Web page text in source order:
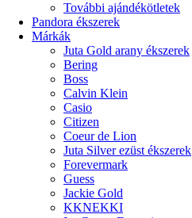
További ajándékötletek
Pandora ékszerek
Márkák
Juta Gold arany ékszerek
Bering
Boss
Calvin Klein
Casio
Citizen
Coeur de Lion
Juta Silver ezüst ékszerek
Forevermark
Guess
Jackie Gold
KKNEKKI